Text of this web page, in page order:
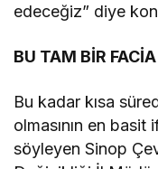
edeceğiz” diye
BU TAM BİR FACİA
Bu kadar kısa
olmasının en
söyleyen Sinop